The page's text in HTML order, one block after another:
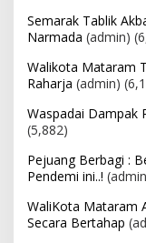
Semarak Tablik
Narmada (admin)
Walikota Mataram
Raharja (admin)
Waspadai Dampak
(5,882)
Pejuang Berbagi :
Pendemi ini..!
WaliKota Mataram
Secara Bertahap